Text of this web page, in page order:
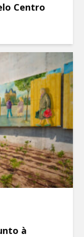
Centro
à